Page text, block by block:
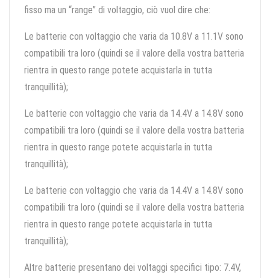
fisso ma un “range” di voltaggio, ciò vuol dire che:
Le batterie con voltaggio che varia da 10.8V a 11.1V sono
compatibili tra loro (quindi se il valore della vostra batteria
rientra in questo range potete acquistarla in tutta
tranquillità);
Le batterie con voltaggio che varia da 14.4V a 14.8V sono
compatibili tra loro (quindi se il valore della vostra batteria
rientra in questo range potete acquistarla in tutta
tranquillità);
Le batterie con voltaggio che varia da 14.4V a 14.8V sono
compatibili tra loro (quindi se il valore della vostra batteria
rientra in questo range potete acquistarla in tutta
tranquillità);
Altre batterie presentano dei voltaggi specifici tipo: 7.4V,